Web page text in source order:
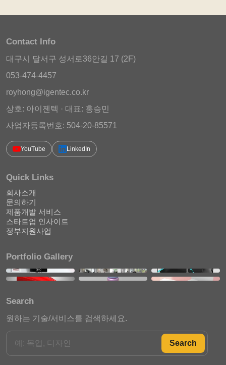
Contact Info
대구시 달서구 성서로36안길 17 (2F)
053-474-4457
royhong@igentec.co.kr
상호: 아이젠텍 · 대표: 홍승민
사업자등록번호: 504-20-85571
YouTube LinkedIn
Quick Links
회사소개
문의하기
제품개발 서비스
스타트업 인사이트
정부지원사업
Portfolio Gallery
Search
원하는 기술/서비스를 검색하세요.
Search